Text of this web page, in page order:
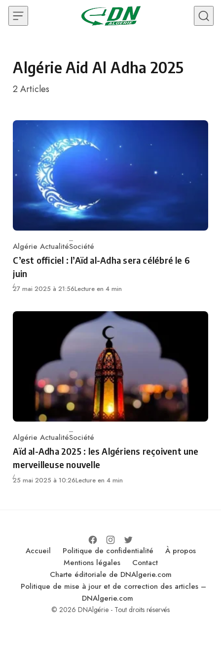
Skip to content
Algérie Aid Al Adha 2025
2 Articles
Category
Algérie ActualitéSociété
C’est officiel : l’Aïd al-Adha sera célébré le 6
juin
27 mai 2025 à 21:56Lecture en 4 min
Category
Algérie ActualitéSociété
Aïd al-Adha 2025 : les Algériens reçoivent une
merveilleuse nouvelle
25 mai 2025 à 10:26Lecture en 4 min
Accueil Politique de confidentialité
À propos
Mentions légales
Contact
Charte éditoriale de DNAlgerie.com
Politique de mise à jour et de correction des articles –
DNAlgerie.com
© 2026 DNAlgérie - Tout droits réservés